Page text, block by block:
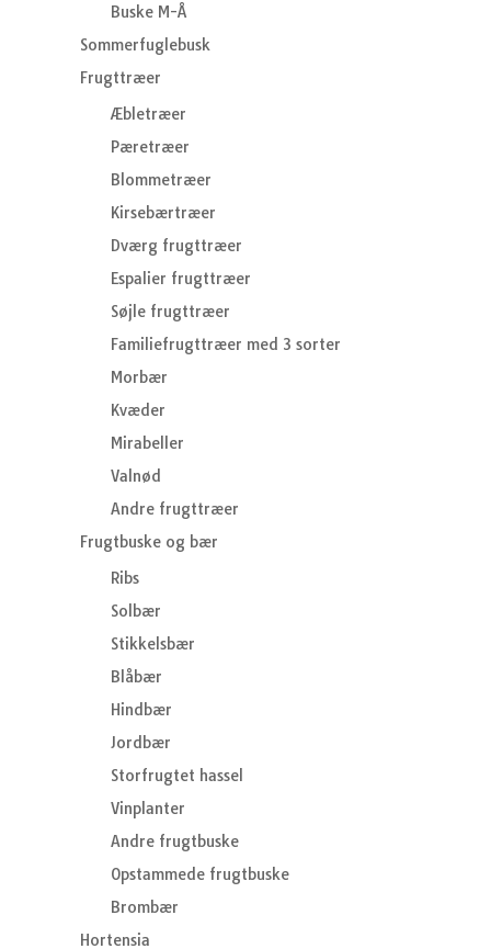
Buske M-Å
Sommerfuglebusk
Frugttræer
Æbletræer
Pæretræer
Blommetræer
Kirsebærtræer
Dværg frugttræer
Espalier frugttræer
Søjle frugttræer
Familiefrugttræer med 3 sorter
Morbær
Kvæder
Mirabeller
Valnød
Andre frugttræer
Frugtbuske og bær
Ribs
Solbær
Stikkelsbær
Blåbær
Hindbær
Jordbær
Storfrugtet hassel
Vinplanter
Andre frugtbuske
Opstammede frugtbuske
Brombær
Hortensia